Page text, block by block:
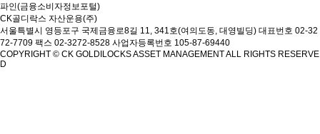
파인(금융소비자정보포털)
CK골디락스 자산운용(주)
서울특별시 영등포구 국제금융로8길 11, 341호(여의도동, 대영빌딩) 대표번호 02-32
72-7709 팩스 02-3272-8528 사업자등록번호 105-87-69440
COPYRIGHT © CK GOLDILOCKS ASSET MANAGEMENT ALL RIGHTS RESERVE
D